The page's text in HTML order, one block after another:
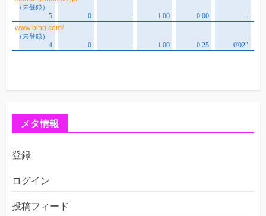
メタ情報
登録
ログイン
投稿フィード